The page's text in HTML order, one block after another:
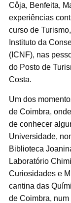
Côja, Benfeita,
experiências
curso de
Instituto da
(ICNF), nas
do Posto de
Costa.
Um dos
de Coimbra,
de conhecer
Universidade,
Biblioteca
Laboratório
Curiosidades e
cantina das
de Coimbra,